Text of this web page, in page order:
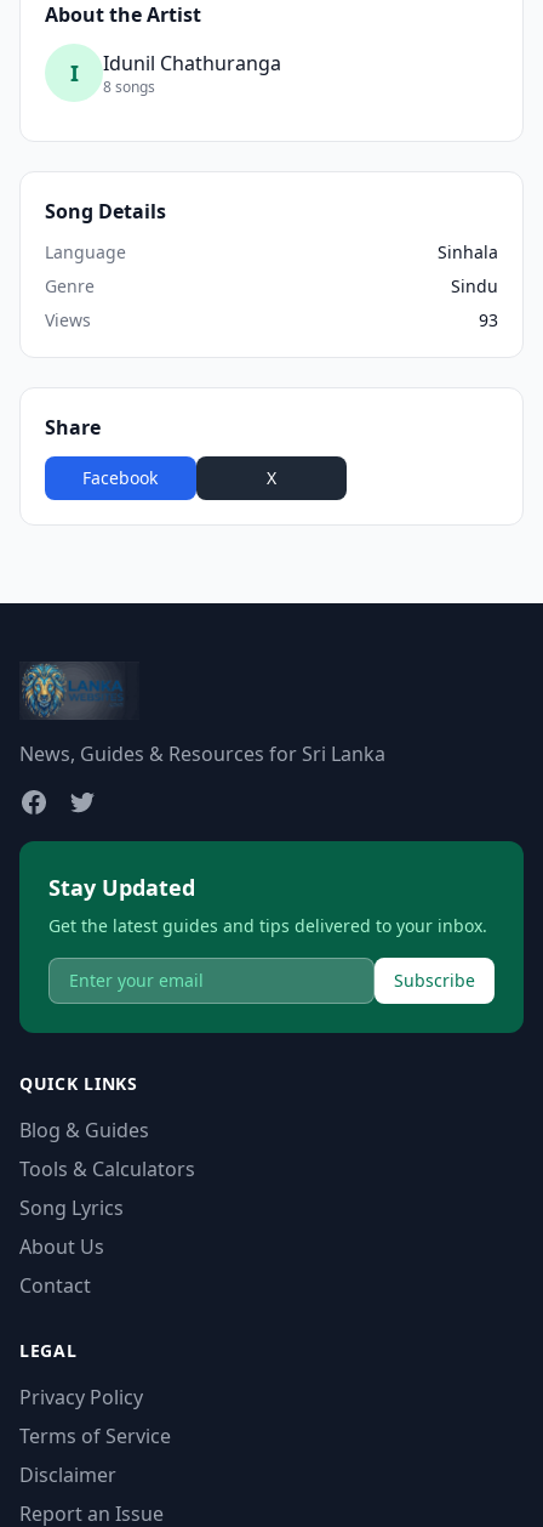
About the Artist
I Idunil Chathuranga
8 songs
Song Details
Language
Sinhala
Genre
Sindu
Views
93
Share
Facebook X
News, Guides & Resources for Sri Lanka
Stay Updated
Get the latest guides and tips delivered to your inbox.
Subscribe
QUICK LINKS
Blog & Guides
Tools & Calculators
Song Lyrics
About Us
Contact
LEGAL
Privacy Policy
Terms of Service
Disclaimer
Report an Issue